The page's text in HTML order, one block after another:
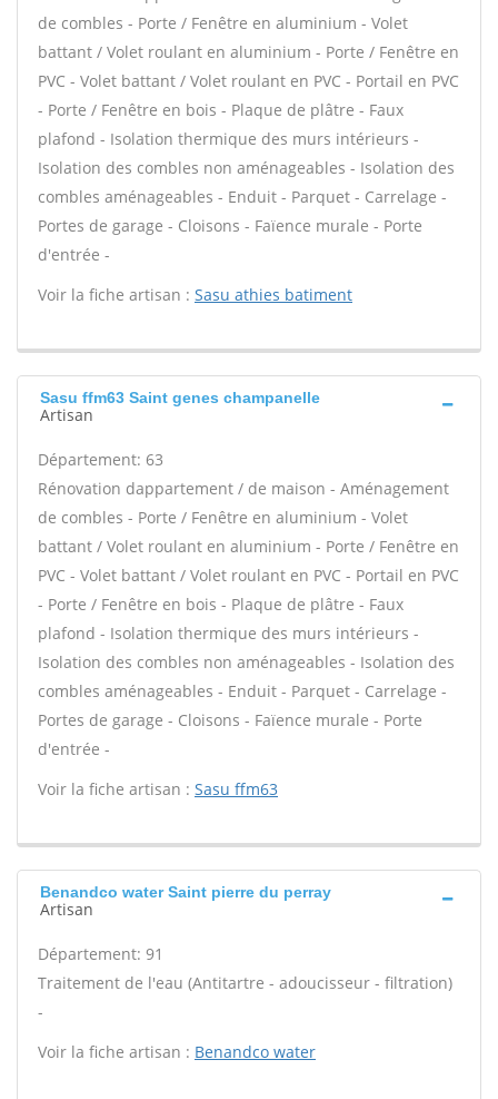
de combles - Porte / Fenêtre en aluminium - Volet
battant / Volet roulant en aluminium - Porte / Fenêtre en
PVC - Volet battant / Volet roulant en PVC - Portail en PVC
- Porte / Fenêtre en bois - Plaque de plâtre - Faux
plafond - Isolation thermique des murs intérieurs -
Isolation des combles non aménageables - Isolation des
combles aménageables - Enduit - Parquet - Carrelage -
Portes de garage - Cloisons - Faïence murale - Porte
d'entrée -
Voir la fiche artisan : Sasu athies batiment
Sasu ffm63 Saint genes champanelle
Artisan
Département: 63
Rénovation dappartement / de maison - Aménagement
de combles - Porte / Fenêtre en aluminium - Volet
battant / Volet roulant en aluminium - Porte / Fenêtre en
PVC - Volet battant / Volet roulant en PVC - Portail en PVC
- Porte / Fenêtre en bois - Plaque de plâtre - Faux
plafond - Isolation thermique des murs intérieurs -
Isolation des combles non aménageables - Isolation des
combles aménageables - Enduit - Parquet - Carrelage -
Portes de garage - Cloisons - Faïence murale - Porte
d'entrée -
Voir la fiche artisan : Sasu ffm63
Benandco water Saint pierre du perray
Artisan
Département: 91
Traitement de l'eau (Antitartre - adoucisseur - filtration)
-
Voir la fiche artisan : Benandco water